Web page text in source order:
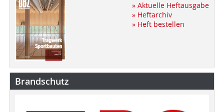
» Aktuelle Heftausgabe
» Heftarchiv
» Heft bestellen
Brandschutz